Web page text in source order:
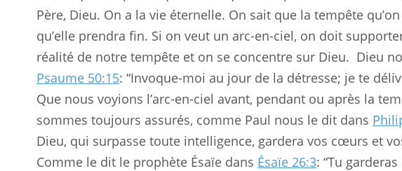
Père, Dieu. On a la vie éternelle. On sait que la tempête
qu’elle prendra fin. Si on veut un arc-en-ciel, on doit
réalité de notre tempête et on se concentre sur Dieu. Dieu
Psaume 50:15: “Invoque-moi au jour de la détresse; je te
Que nous voyions l’arc-en-ciel avant, pendant ou après la
sommes toujours assurés, comme Paul nous le dit dans
Dieu, qui surpasse toute intelligence, gardera vos cœurs et
Comme le dit le prophète Ésaïe dans Ésaïe 26:3: “Tu